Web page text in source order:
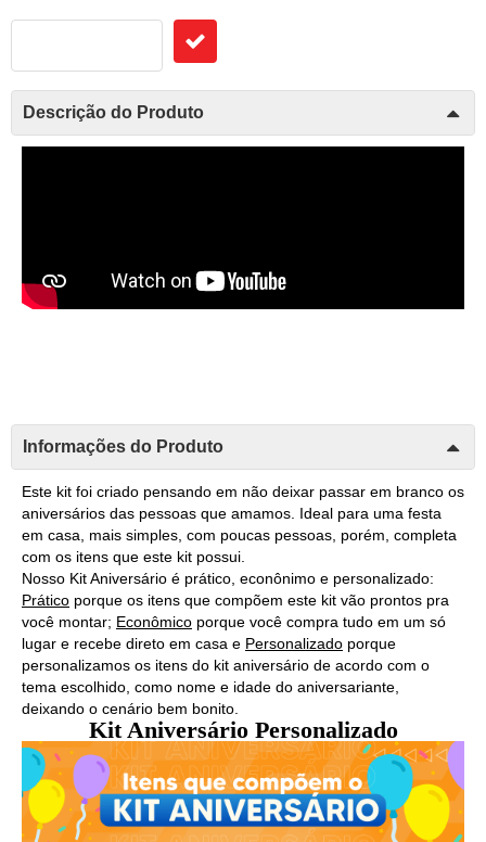
Descrição do Produto
Informações do Produto
Este kit foi criado pensando em não deixar passar em branco os
aniversários das pessoas que amamos. Ideal para uma festa
em casa, mais simples, com poucas pessoas, porém, completa
com os itens que este kit possui.
Prático porque os itens que compõem este kit vão prontos pra
você montar; Econômico porque você compra tudo em um só
lugar e recebe direto em casa e Personalizado porque
personalizamos os itens do kit aniversário de acordo com o
tema escolhido, como nome e idade do aniversariante,
deixando o cenário bem bonito.
Kit Aniversário Personalizado